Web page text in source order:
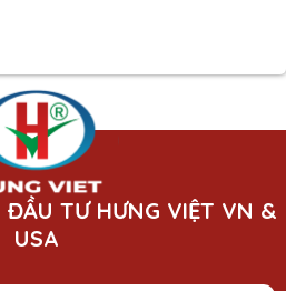
ĐẦU TƯ HƯNG VIỆT VN &
USA